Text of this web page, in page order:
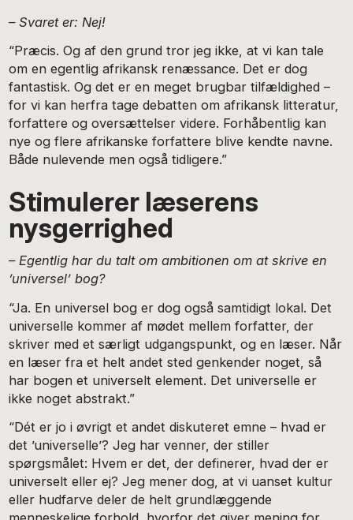
– Svaret er: Nej!
“Præcis. Og af den grund tror jeg ikke, at vi kan tale
om en egentlig afrikansk renæssance. Det er dog
fantastisk. Og det er en meget brugbar tilfældighed –
for vi kan herfra tage debatten om afrikansk litteratur,
forfattere og oversættelser videre. Forhåbentlig kan
nye og flere afrikanske forfattere blive kendte navne.
Både nulevende men også tidligere.”
Stimulerer læserens
nysgerrighed
– Egentlig har du talt om ambitionen om at skrive en
’universel’ bog?
“Ja. En universel bog er dog også samtidigt lokal. Det
universelle kommer af mødet mellem forfatter, der
skriver med et særligt udgangspunkt, og en læser. Når
en læser fra et helt andet sted genkender noget, så
har bogen et universelt element. Det universelle er
ikke noget abstrakt.”
“Dét er jo i øvrigt et andet diskuteret emne – hvad er
det ’universelle’? Jeg har venner, der stiller
spørgsmålet: Hvem er det, der definerer, hvad der er
universelt eller ej? Jeg mener dog, at vi uanset kultur
eller hudfarve deler de helt grundlæggende